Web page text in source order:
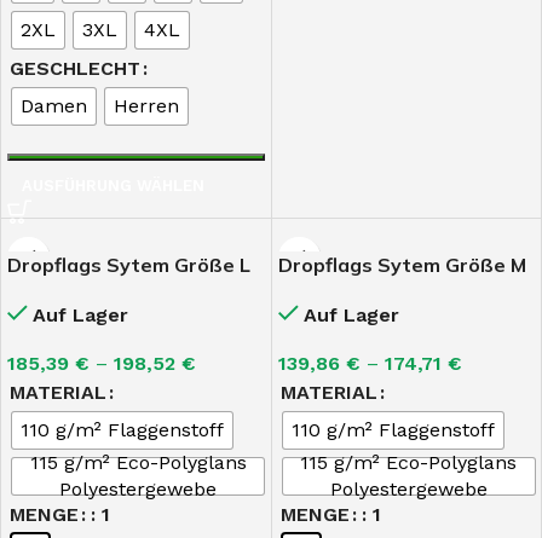
2XL
3XL
4XL
GESCHLECHT
Damen
Herren
Dropflags Sytem Größe L
Auf Lager
185,39 € – 198,52 €
MATERIAL
110 g/m² Flaggenstoff
115 g/m² Eco-Polyglans
Polyestergewebe
MENGE
: 1
Dropflags Sytem Größe M
Auf Lager
139,86 € – 174,71 €
MATERIAL
110 g/m² Flaggenstoff
115 g/m² Eco-Polyglans
Polyestergewebe
MENGE
: 1